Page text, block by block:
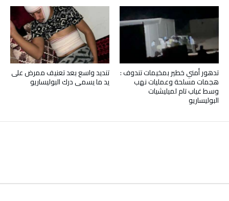
تنديد واسع بعد تعنيف ممرض على
يد ما يسمى درك البوليساريو
تدهور أمني خطير بمخيمات تندوف :
هجمات مسلحة وعمليات نهب
وسط غياب تام لميليشيات
البوليساريو